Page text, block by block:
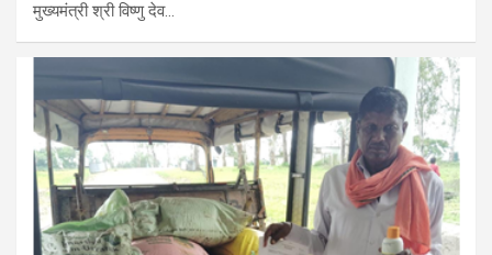
मुख्यमंत्री श्री विष्णु देव…